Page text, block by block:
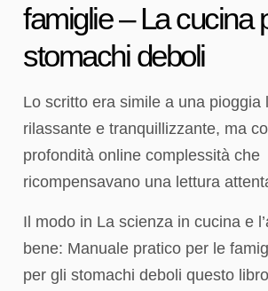
famiglie – La cucina
stomachi deboli
Lo scritto era simile a una pioggia
rilassante e tranquillizzante, ma
profondità online complessità che
ricompensavano una lettura
Il modo in La scienza in cucina e
bene: Manuale pratico per le
per gli stomachi deboli questo